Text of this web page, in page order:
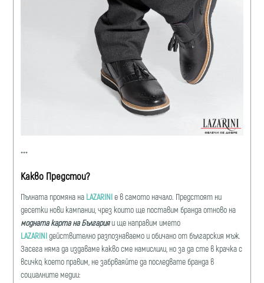
***
Какво Предстои?
Пълната промяна на LAZARINI е в самото начало. Предстоят ни
десетки нови кампании, чрез които ще поставим бранда отново на
модната карта на Българияи ще направим името
LAZARINI действително разпознаваемо и обичано от българския мъж.
Засега няма да издаваме какво сме намислили, но за да сте в крачка с
всичко, което правим, не забрваяйте да последвате бранда в
социалните медии: